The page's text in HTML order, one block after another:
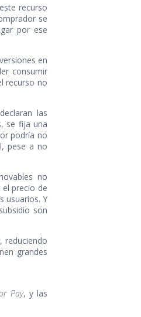
recurso
se
por ese
en
consumir
recurso no
las
se fija una
podría no
pese a no
no
precio de
usuarios. Y
son
reduciendo
grandes
Pay, y las